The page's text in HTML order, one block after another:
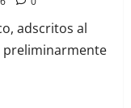
adscritos al
preliminarmente